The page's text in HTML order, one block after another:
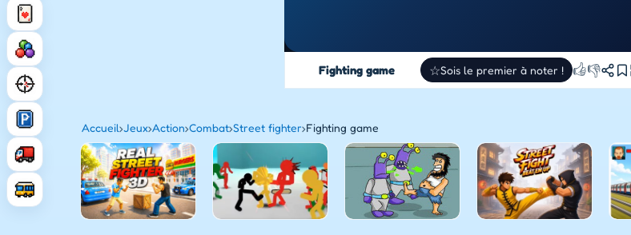
Fighting game ☆Sois le premier à noter ! 👍👎
Accueil›Jeux›Action›Combat›Street fighter›Fighting game